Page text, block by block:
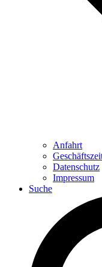
Anfahrt
Datenschutz
Impressum
Suche